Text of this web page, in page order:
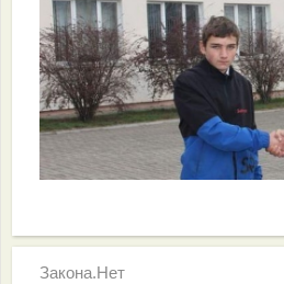
Закона.Нет